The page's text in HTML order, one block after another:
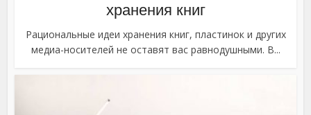
хранения книг
Рациональные идеи хранения книг, пластинок и других
медиа-носителей не оставят вас равнодушными. В...